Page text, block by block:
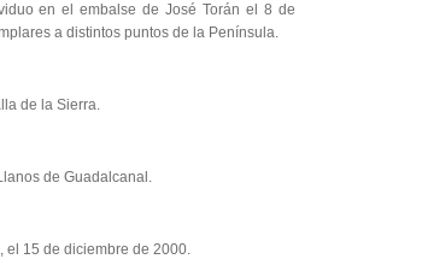
en el embalse de José Torán el 8 de
a distintos puntos de la Península.
de la Sierra.
de Guadalcanal.
el 15 de diciembre de 2000.